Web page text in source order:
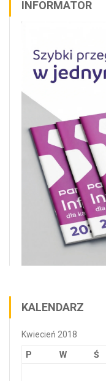
INFORMATOR
KALENDARZ
Kwiecień 2018
P W Ś